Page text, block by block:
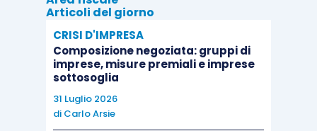
dichiarazioni sostitutive/integrative
sempre entro i suddetti 90 giorni (c.d.
nei termini).
Diversamente, la circolare esclude che il
contribuente possa avvalersi di una
Articoli del giorno
CRISI D'IMPRESA
Composizione negoziata: gruppi di
imprese, misure premiali e imprese
sottosoglia
31 Luglio 2026
di Carlo Arsie